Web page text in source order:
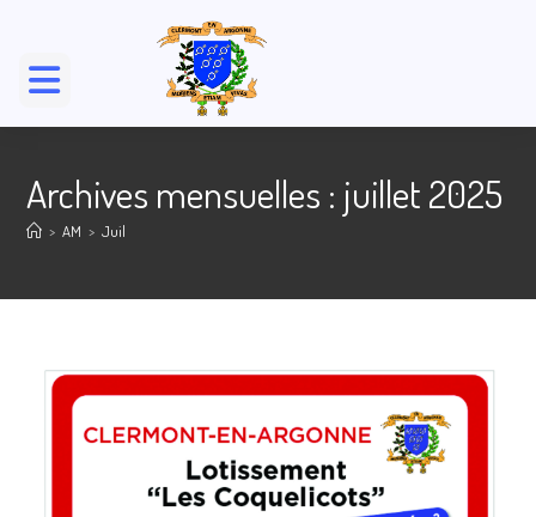
content
Archives mensuelles : juillet 2025
> AM > Juil